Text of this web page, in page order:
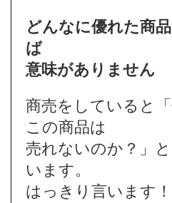
どんなに優れた商
ば
意味がありません
商売をしていると
この商品は
売れないのか？」
います。
はっきり言います